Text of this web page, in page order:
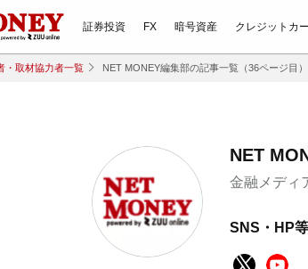
証券投資 FX 暗号資産 クレジットカ
・取材協力者一覧 NET MONEY編集部の記事一覧（36ページ目）
NET
金融メディ
SNS・HP